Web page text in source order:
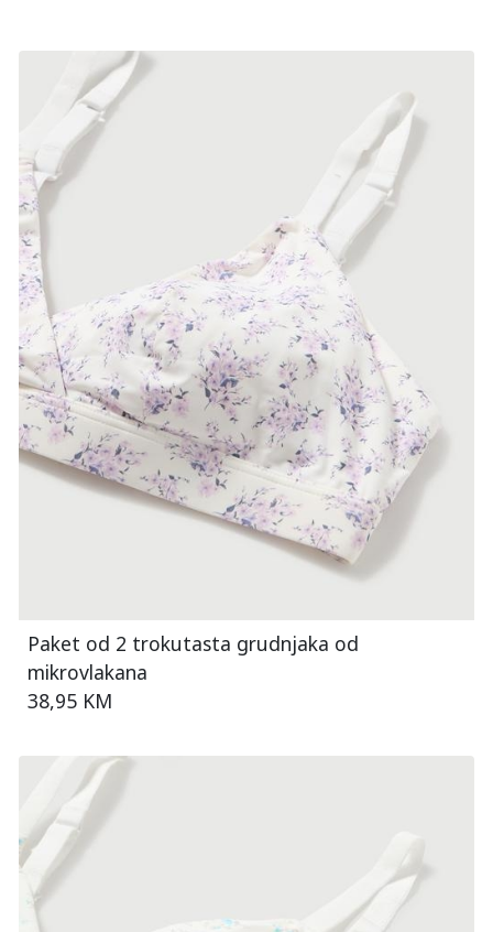
Paket od 2 trokutasta grudnjaka od
mikrovlakana
38,95 KM